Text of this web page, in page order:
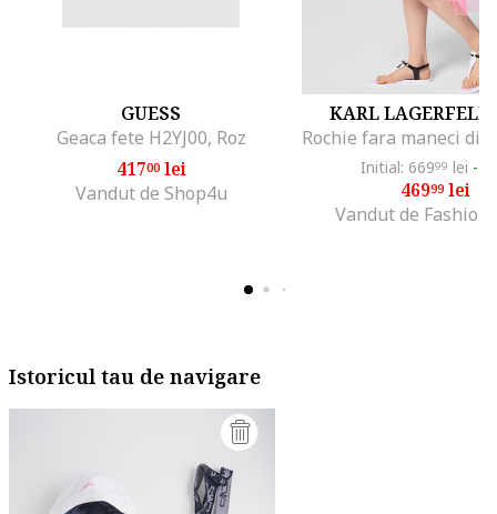
GUESS
Geaca fete H2YJ00, Roz
41700lei
Vandut de Shop4u
KARL
Initial: 66999 lei -
46999lei
Vandut de Fashion
Istoricul tau de navigare